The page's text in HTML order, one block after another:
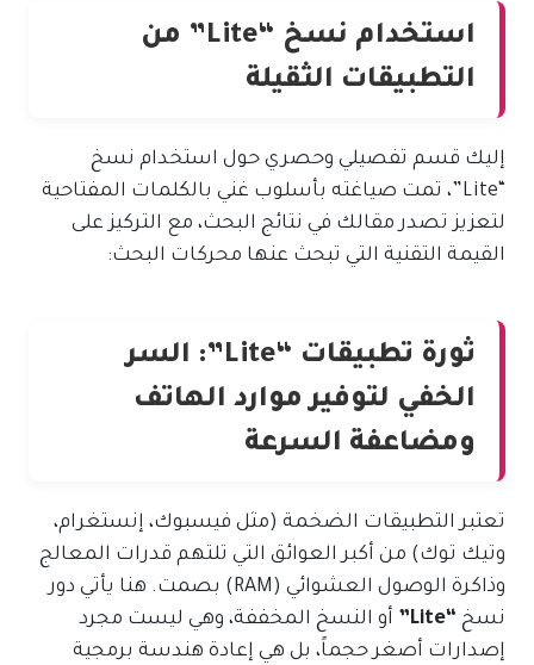
استخدام نسخ “Lite” من
التطبيقات الثقيلة
إليك قسم تفصيلي وحصري حول استخدام نسخ
“Lite”، تمت صياغته بأسلوب غني بالكلمات المفتاحية
لتعزيز تصدر مقالك في نتائج البحث، مع التركيز على
القيمة التقنية التي تبحث عنها محركات البحث:
ثورة تطبيقات “Lite”: السر
الخفي لتوفير موارد الهاتف
ومضاعفة السرعة
تعتبر التطبيقات الضخمة (مثل فيسبوك، إنستغرام،
وتيك توك) من أكبر العوائق التي تلتهم قدرات المعالج
وذاكرة الوصول العشوائي (RAM) بصمت. هنا يأتي دور
نسخ “Lite”
أو النسخ المخففة، وهي ليست مجرد
إصدارات أصغر حجماً، بل هي إعادة هندسة برمجية